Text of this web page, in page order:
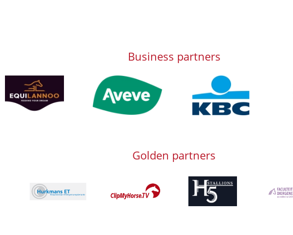
Business partners
Afbeelding Afbeelding
Golden partners
Afbeelding
Afbeelding Afbeelding